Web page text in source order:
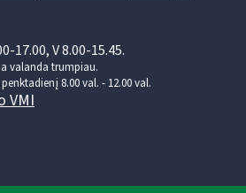
17.00, V 8.00-15.45.
valanda trumpiau.
8.00 val. - 12.00 val.
VMI